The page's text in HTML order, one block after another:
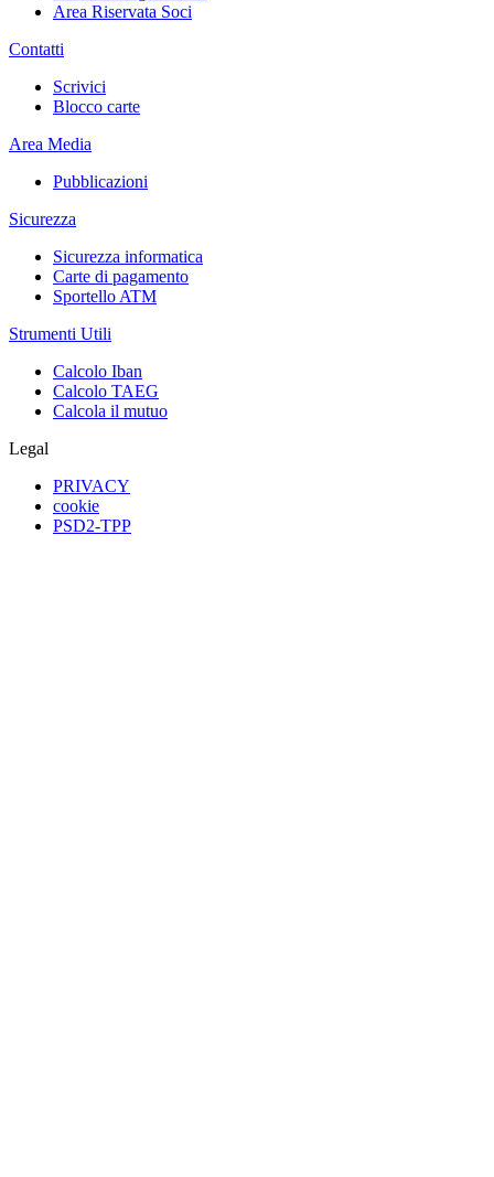
Area Riservata Soci
Contatti
Scrivici
Blocco carte
Area Media
Pubblicazioni
Sicurezza
Sicurezza informatica
Carte di pagamento
Sportello ATM
Strumenti Utili
Calcolo Iban
Calcolo TAEG
Calcola il mutuo
Legal
PRIVACY
cookie
PSD2-TPP